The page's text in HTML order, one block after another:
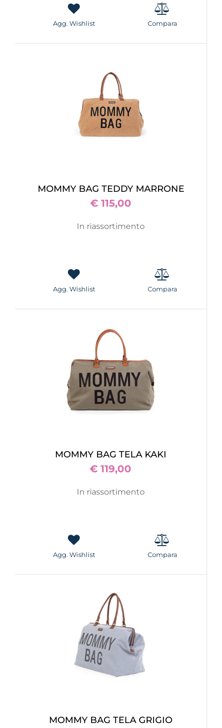
Agg. Wishlist Compara
MOMMY BAG TEDDY MARRONE
€ 115,00
In riassortimento
Agg. Wishlist Compara
MOMMY BAG TELA KAKI
€ 119,00
In riassortimento
Agg. Wishlist Compara
MOMMY BAG TELA GRIGIO